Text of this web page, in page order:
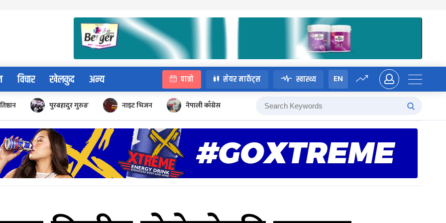
विचार खेलकुद अन्य पात्रो सेयर मार्केट्स स्वास्थ्य EN
पुरबहादुर गुरुङ नाइट भिजन नेपाली काँग्रेस